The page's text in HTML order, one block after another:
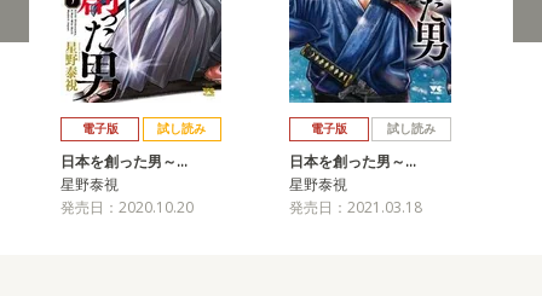
電子版 試し読み
日本を創った男～…
星野泰視
発売日：2020.10.20
電子版 試し読み
日本を創った男～…
星野泰視
発売日：2021.03.18